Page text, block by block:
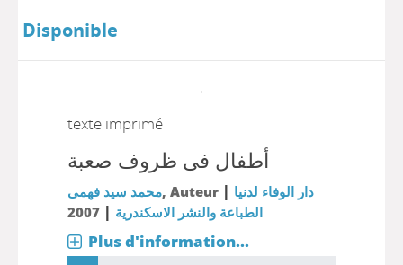
Disponible
texte imprimé
أطفال فى ظروف صعبة
محمد سيد فهمى, Auteur | دار الوفاء لدنيا
الطباعة والنشر الاسكندرية |
2007
Plus d'information...